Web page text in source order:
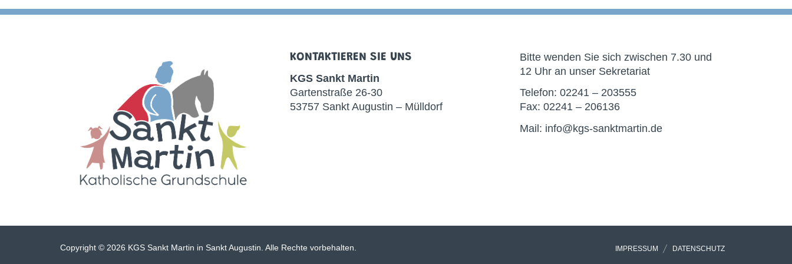
KONTAKTIEREN SIE UNS
KGS Sankt Martin
Gartenstraße 26-30
53757 Sankt Augustin – Mülldorf
Bitte wenden Sie sich zwischen 7.30 und
12 Uhr an unser Sekretariat
Telefon: 02241 – 203555
Fax: 02241 – 206136
Mail: info@kgs-sanktmartin.de
Copyright © 2026 KGS Sankt Martin in Sankt Augustin. Alle Rechte vorbehalten. IMPRESSUM DATENSCHUTZ